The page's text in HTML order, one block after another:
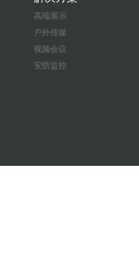
高端展示
户外传媒
视频会议
安防监控